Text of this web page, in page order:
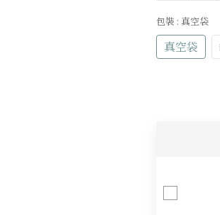
包裝 : 真空袋
真空袋